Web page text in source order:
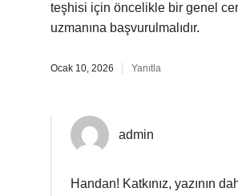
teşhisi için öncelikle bir genel
uzmanına başvurulmalıdır.
Ocak 10, 2026 Yanıtla
admin
Handan! Katkınız, yazının